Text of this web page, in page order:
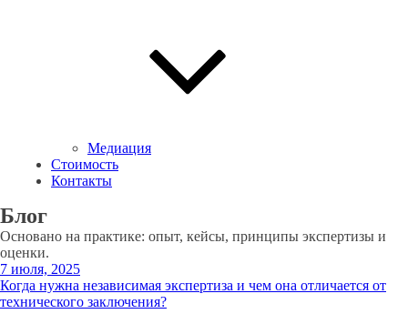
Медиация
Стоимость
Контакты
Блог
Основано на практике: опыт, кейсы, принципы экспертизы и
оценки.
7 июля, 2025
Когда нужна независимая экспертиза и чем она отличается от
технического заключения?